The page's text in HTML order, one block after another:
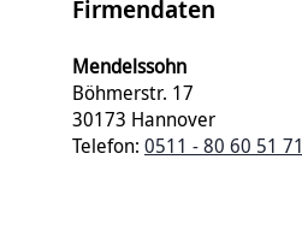
Firmendaten
Mendelssohn
Böhmerstr. 17
30173 Hannover
Telefon: 0511 - 80 60 51 71